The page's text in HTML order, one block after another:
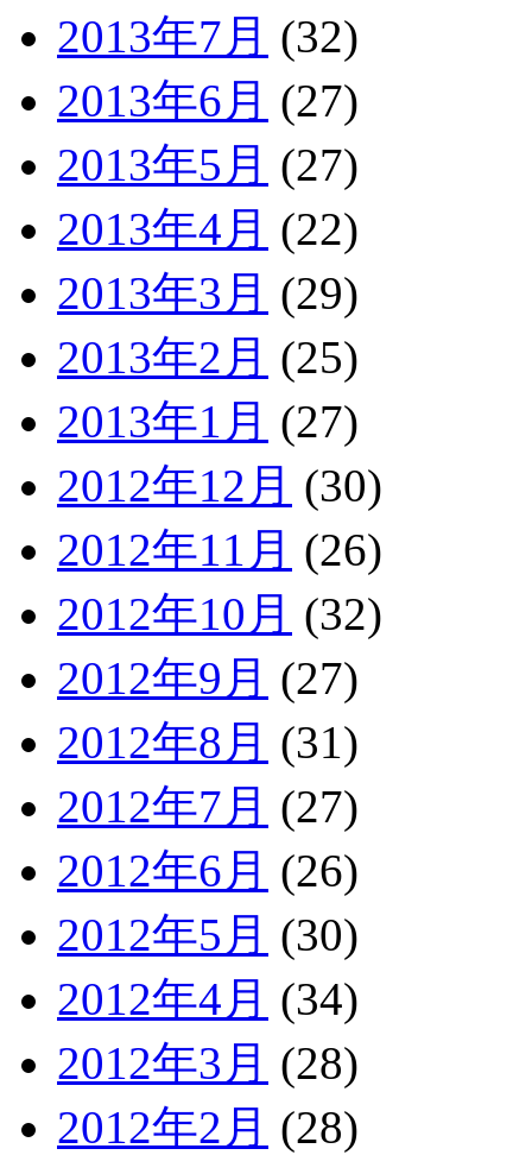
2013年7月 (32)
2013年6月 (27)
2013年5月 (27)
2013年4月 (22)
2013年3月 (29)
2013年2月 (25)
2013年1月 (27)
2012年12月 (30)
2012年11月 (26)
2012年10月 (32)
2012年9月 (27)
2012年8月 (31)
2012年7月 (27)
2012年6月 (26)
2012年5月 (30)
2012年4月 (34)
2012年3月 (28)
2012年2月 (28)